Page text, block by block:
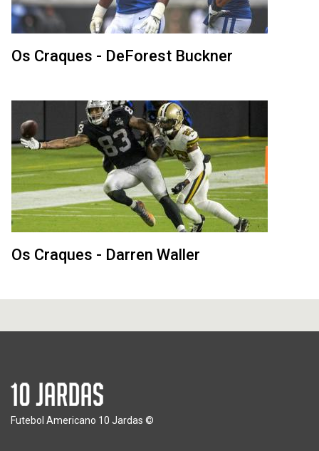
Os Craques - DeForest Buckner
Os Craques - Darren Waller
Futebol Americano 10 Jardas ©